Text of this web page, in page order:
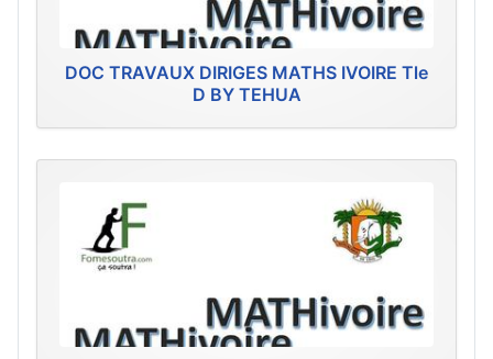
DOC TRAVAUX DIRIGES MATHS IVOIRE Tle
D BY TEHUA